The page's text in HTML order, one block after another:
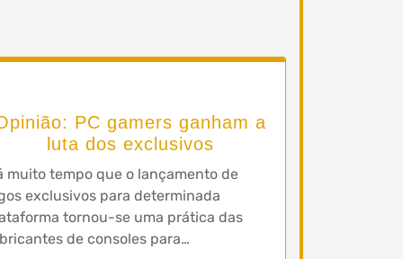
PC gamers ganham a
luta dos exclusivos
muito tempo que o lançamento de
exclusivos para determinada
tornou-se uma prática das
de consoles para…